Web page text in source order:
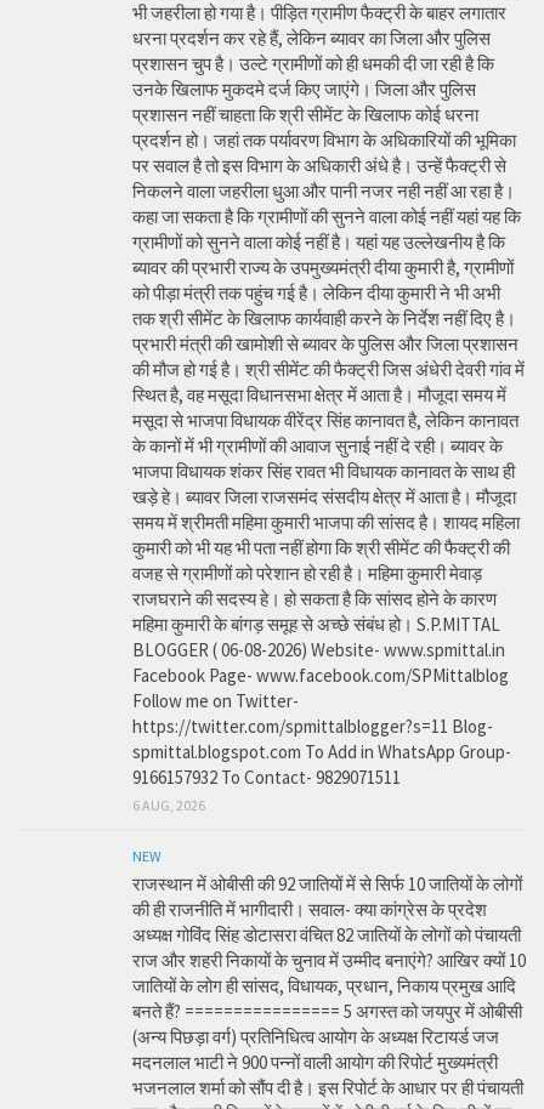
भी जहरीला हो गया है। पीड़ित ग्रामीण फैक्ट्री के बाहर लगातार
धरना प्रदर्शन कर रहे हैं, लेकिन ब्यावर का जिला और पुलिस
प्रशासन चुप है। उल्टे ग्रामीणों को ही धमकी दी जा रही है कि
उनके खिलाफ मुकदमे दर्ज किए जाएंगे। जिला और पुलिस
प्रशासन नहीं चाहता कि श्री सीमेंट के खिलाफ कोई धरना
प्रदर्शन हो। जहां तक पर्यावरण विभाग के अधिकारियों की भूमिका
पर सवाल है तो इस विभाग के अधिकारी अंधे है। उन्हें फैक्ट्री से
निकलने वाला जहरीला धुआ और पानी नजर नही नहीं आ रहा है।
कहा जा सकता है कि ग्रामीणों की सुनने वाला कोई नहीं यहां यह कि
ग्रामीणों को सुनने वाला कोई नहीं है। यहां यह उल्लेखनीय है कि
ब्यावर की प्रभारी राज्य के उपमुख्यमंत्री दीया कुमारी है, ग्रामीणों
को पीड़ा मंत्री तक पहुंच गई है। लेकिन दीया कुमारी ने भी अभी
तक श्री सीमेंट के खिलाफ कार्यवाही करने के निर्देश नहीं दिए है।
प्रभारी मंत्री की खामोशी से ब्यावर के पुलिस और जिला प्रशासन
की मौज हो गई है। श्री सीमेंट की फैक्ट्री जिस अंधेरी देवरी गांव में
स्थित है, वह मसूदा विधानसभा क्षेत्र में आता है। मौजूदा समय में
मसूदा से भाजपा विधायक वीरेंद्र सिंह कानावत है, लेकिन कानावत
के कानों में भी ग्रामीणों की आवाज सुनाई नहीं दे रही। ब्यावर के
भाजपा विधायक शंकर सिंह रावत भी विधायक कानावत के साथ ही
खड़े हे। ब्यावर जिला राजसमंद संसदीय क्षेत्र में आता है। मौजूदा
समय में श्रीमती महिमा कुमारी भाजपा की सांसद है। शायद महिला
कुमारी को भी यह भी पता नहीं होगा कि श्री सीमेंट की फैक्ट्री की
वजह से ग्रामीणों को परेशान हो रही है। महिमा कुमारी मेवाड़
राजघराने की सदस्य हे। हो सकता है कि सांसद होने के कारण
महिमा कुमारी के बांगड़ समूह से अच्छे संबंध हो। S.P.MITTAL
BLOGGER ( 06-08-2026) Website- www.spmittal.in
Facebook Page- www.facebook.com/SPMittalblog
Follow me on Twitter-
https://twitter.com/spmittalblogger?s=11 Blog-
spmittal.blogspot.com To Add in WhatsApp Group-
9166157932 To Contact- 9829071511
6 AUG, 2026
NEW
राजस्थान में ओबीसी की 92 जातियों में से सिर्फ 10 जातियों के लोगों
की ही राजनीति में भागीदारी। सवाल- क्या कांग्रेस के प्रदेश
अध्यक्ष गोविंद सिंह डोटासरा वंचित 82 जातियों के लोगों को पंचायती
राज और शहरी निकायों के चुनाव में उम्मीद बनाएंगे? आखिर क्यों 10
जातियों के लोग ही सांसद, विधायक, प्रधान, निकाय प्रमुख आदि
बनते हैं? ================ 5 अगस्त को जयपुर में ओबीसी
(अन्य पिछड़ा वर्ग) प्रतिनिधित्व आयोग के अध्यक्ष रिटायर्ड जज
मदनलाल भाटी ने 900 पन्नों वाली आयोग की रिपोर्ट मुख्यमंत्री
भजनलाल शर्मा को सौंप दी है। इस रिपोर्ट के आधार पर ही पंचायती